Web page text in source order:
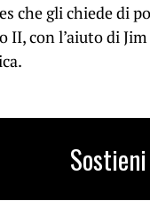
che gli chiede di
II, con l’aiuto di